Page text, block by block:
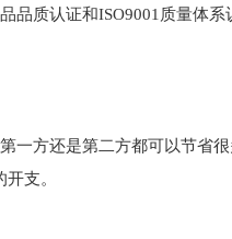
品质认证和ISO9001质量体系
方还是第二方都可以节省很
支。